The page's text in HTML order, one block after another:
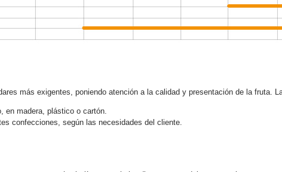
más exigentes, poniendo atención a la calidad y presentación de la fruta.
en madera, plástico o cartón.
confecciones, según las necesidades del cliente.